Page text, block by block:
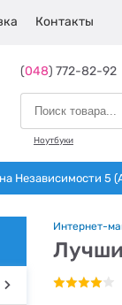
Контакты
(048) 772-82-92
Ноутбуки
Независимости 5
Интернет-